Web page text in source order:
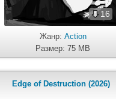
16
Жанр: Action
Размер: 75 MB
Edge of Destruction (2026)